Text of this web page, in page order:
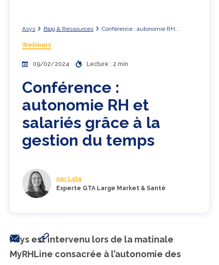
Asys Blog & Ressources Conférence : autonomie RH...
Webinars
09/02/2024 Lecture : 2 min
Conférence :
autonomie RH et
salariés grâce à la
gestion du temps
par Lola
Experte GTA Large Market & Santé
Asys est intervenu lors de la matinale
MyRHLine consacrée à l’autonomie des